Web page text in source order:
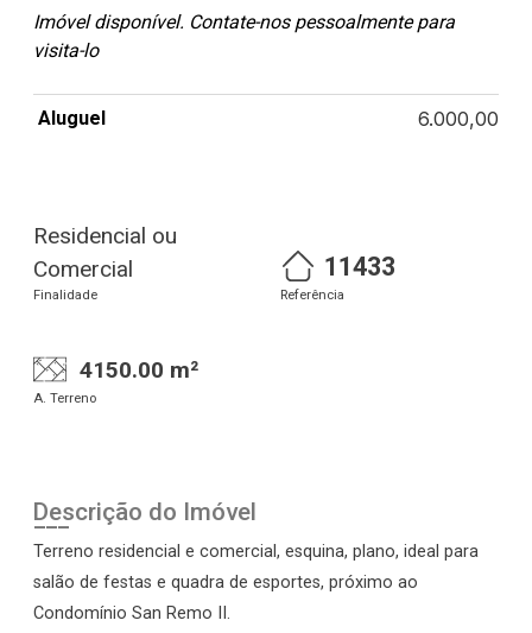
Imóvel disponível. Contate-nos pessoalmente para
visita-lo
Aluguel 6.000,00
Residencial ou
Comercial
Finalidade
11433
Referência
4150.00 m²
A. Terreno
Descrição do Imóvel
Terreno residencial e comercial, esquina, plano, ideal para
salão de festas e quadra de esportes, próximo ao
Condomínio San Remo II.